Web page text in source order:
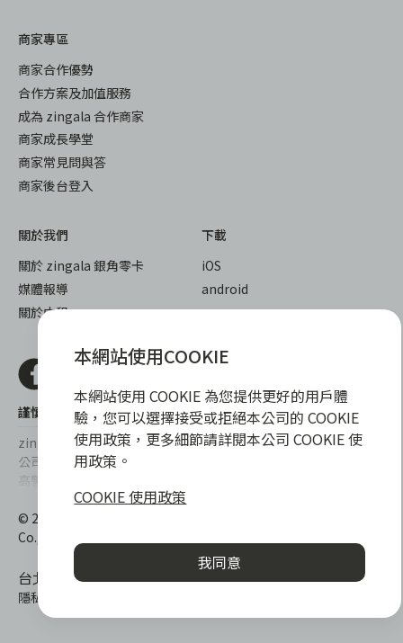
商家專區
商家合作優勢
合作方案及加值服務
成為 zingala 合作商家
商家成長學堂
商家常見問與答
商家後台登入
關於我們
關於 zingala 銀角零卡
媒體報導
關於中租
下載
iOS
android
謹慎衡量自身財務狀況，理性理財最安心
zingala銀角零卡/仲信資融沒有代辦公司及代辦業務，也未與代辦
公司合作，更不會要求您提供實體銀行提款卡或實體信用卡，請提
高警覺，勿受騙上當！
提醒您，消費前請審慎評估財務狀況，理性理財最安心。總費用年
百分率區間為0%~15.9%，實際費用率，仍以各合作商家提供之商
品或服務為準，且每一案件實際之年百分率仍視其個別產品及分期
往來條件而有所不同，總費用年百分率不等於分期費用率。
© 2022 仲信資融股份有限公司 Chailease Consumer Finance
Co., Ltd. All Rights Reserved.
台北市內湖區內湖路一段392號6F
隱私權保護政策
本網站使用COOKIE
本網站使用 COOKIE 為您提供更好的用戶體
驗，您可以選擇接受或拒絕本公司的 COOKIE
使用政策，更多細節請詳閱本公司 COOKIE 使
用政策。
COOKIE 使用政策
我同意